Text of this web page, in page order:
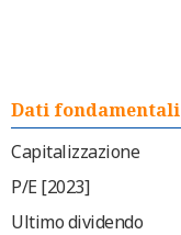
Dati fondamentali
Capitalizzazione
P/E [2023]
Ultimo dividendo